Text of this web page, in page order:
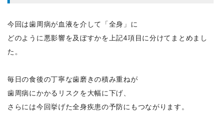
今回は歯周病が血液を介して「全身」に
どのように悪影響を及ぼすかを上記4項目に分けてまとめまし
た。
毎日の食後の丁寧な歯磨きの積み重ねが
歯周病にかかるリスクを大幅に下げ、
さらには今回挙げた全身疾患の予防にもつながります。